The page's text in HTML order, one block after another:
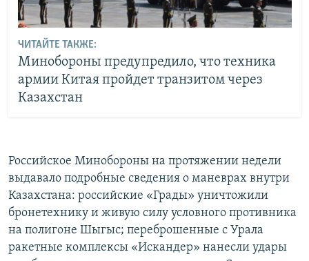
ЧИТАЙТЕ ТАКЖЕ:
Минобороны предупредило, что техника
армии Китая пройдет транзитом через
Казахстан
Российское Минобороны на протяжении недели
выдавало подробные сведения о маневрах внутри
Казахстана: российские «Грады» уничтожили
бронетехнику и живую силу условного противника
на полигоне Шыгыс; переброшенные с Урала
ракетные комплексы «Искандер» нанесли удары